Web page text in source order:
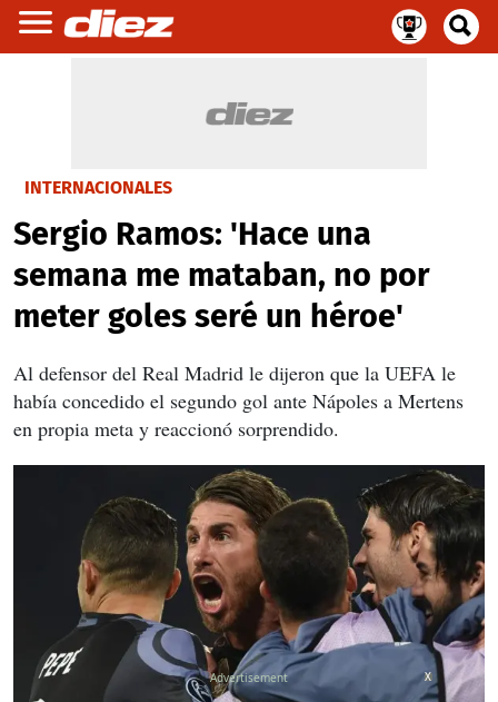
INTERNACIONALES
Sergio Ramos: 'Hace una
semana me mataban, no por
meter goles seré un héroe'
Al defensor del Real Madrid le dijeron que la UEFA le
había concedido el segundo gol ante Nápoles a Mertens
en propia meta y reaccionó sorprendido.
X